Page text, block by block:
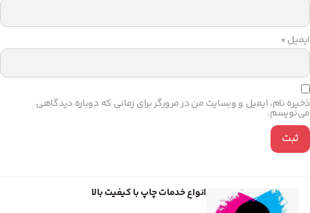
ایمیل*
ذخیره نام، ایمیل و وبسایت من در مرورگر برای زمانی که دوباره دیدگاهی
می‌نویسم.
انواع خدمات چاپ با کیفیت بالا